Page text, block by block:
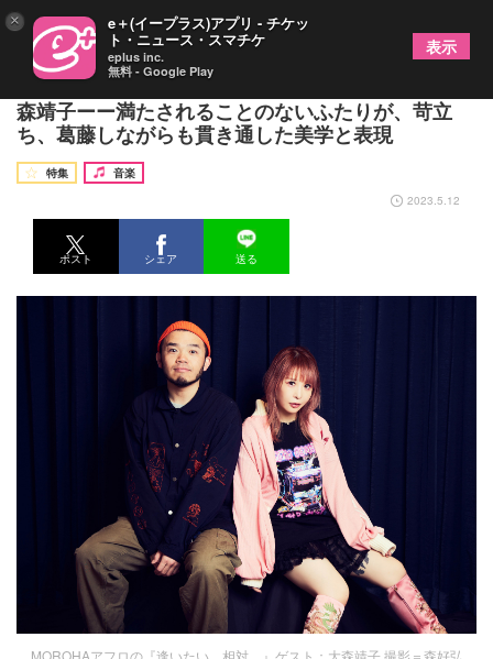
MOROHAアフロ『逢いたい、相対。』ゲストは大
森靖子ーー満たされることのないふたりが、苛立
ち、葛藤しながらも貫き通した美学と表現
特集
音楽
2023.5.12
ポスト シェア 送る
MOROHAアフロの『逢いたい、相対。』ゲスト：大森靖子 撮影＝森好弘
× e＋(イープラス)アプリ - チケッ
ト・ニュース・スマチケ
eplus inc.
無料 - Google Play
表示